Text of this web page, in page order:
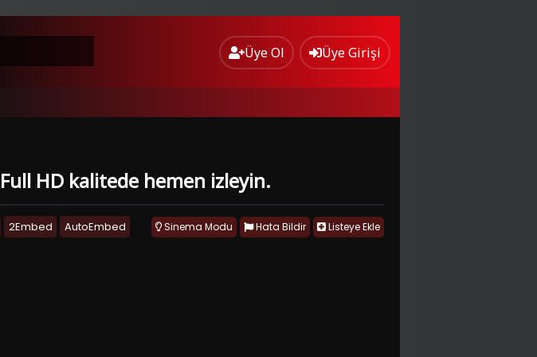
Üye Ol Üye Girişi
HD kalitede hemen izleyin.
2Embed
AutoEmbed
Listeye Ekle
Hata Bildir
Sinema Modu